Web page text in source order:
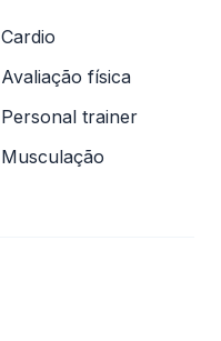
Cardio
Avaliação física
Personal trainer
Musculação